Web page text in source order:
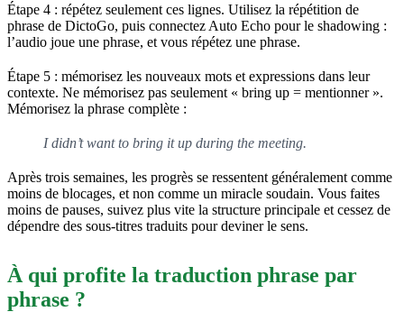
Étape 4 : répétez seulement ces lignes. Utilisez la répétition de
phrase de DictoGo, puis connectez Auto Echo pour le shadowing :
l’audio joue une phrase, et vous répétez une phrase.
Étape 5 : mémorisez les nouveaux mots et expressions dans leur
contexte. Ne mémorisez pas seulement « bring up = mentionner ».
Mémorisez la phrase complète :
I didn’t want to bring it up during the meeting.
Après trois semaines, les progrès se ressentent généralement comme
moins de blocages, et non comme un miracle soudain. Vous faites
moins de pauses, suivez plus vite la structure principale et cessez de
dépendre des sous-titres traduits pour deviner le sens.
À qui profite la traduction phrase par
phrase ?